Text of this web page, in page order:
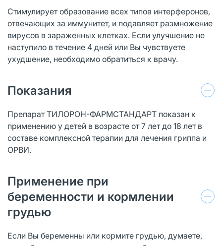
Стимулирует образование всех типов интерферонов,
отвечающих за иммунитет, и подавляет размножение
вирусов в зараженных клетках. Если улучшение не
наступило в течение 4 дней или Вы чувствуете
ухудшение, необходимо обратиться к врачу.
Показания
Препарат ТИЛОРОН-ФАРМСТАНДАРТ показан к
применению у детей в возрасте от 7 лет до 18 лет в
составе комплексной терапии для лечения гриппа и
ОРВИ.
Применение при
беременности и кормлении
грудью
Если Вы беременны или кормите грудью, думаете,